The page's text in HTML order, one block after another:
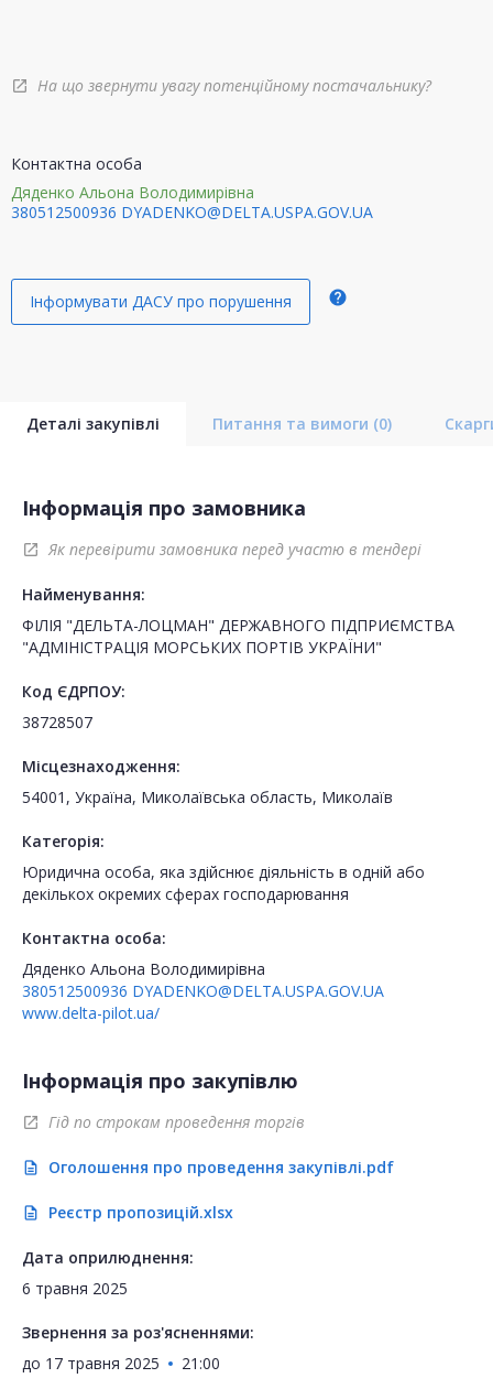
open_in_new На що звернути увагу потенційному постачальнику?
Контактна особа
Дяденко Альона Володимирівна
380512500936 DYADENKO@DELTA.USPA.GOV.UA
Інформувати ДАСУ про порушення help
Деталі закупівлі Питання та вимоги (0)
Інформація про замовника
open_in_new Як перевірити замовника перед участю в тендері
Найменування:
ФІЛІЯ "ДЕЛЬТА-ЛОЦМАН" ДЕРЖАВНОГО ПІДПРИЄМСТВА
"АДМІНІСТРАЦІЯ МОРСЬКИХ ПОРТІВ УКРАЇНИ"
Код ЄДРПОУ:
38728507
Місцезнаходження:
54001, Україна, Миколаївська область, Миколаїв
Категорія:
Юридична особа, яка здійснює діяльність в одній або
декількох окремих сферах господарювання
Контактна особа:
Дяденко Альона Володимирівна
380512500936 DYADENKO@DELTA.USPA.GOV.UA
www.delta-pilot.ua/
Інформація про закупівлю
open_in_new Гід по строкам проведення торгів
description Оголошення про проведення закупівлі.pdf
description Реєстр пропозицій.xlsx
Дата оприлюднення:
6 травня 2025
Звернення за роз'ясненнями:
до 17 травня 2025 21:00